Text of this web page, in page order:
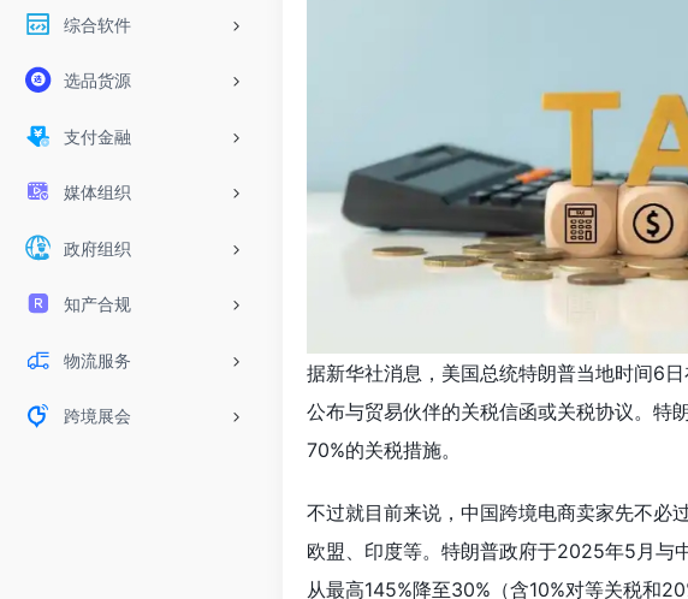
综合软件
选品货源
支付金融
媒体组织
政府组织
知产合规
物流服务
跨境展会
据新华社消息，美国总统特朗普当地时间6
公布与贸易伙伴的关税信函或关税协议。特
70%的关税措施。
不过就目前来说，中国跨境电商卖家先不必
欧盟、印度等。特朗普政府于2025年5月与
从最高145%降至30%（含10%对等关税和